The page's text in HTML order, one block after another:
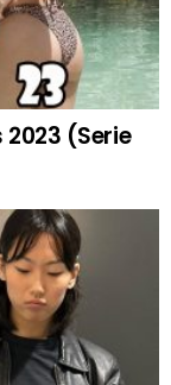
2023 (Serie